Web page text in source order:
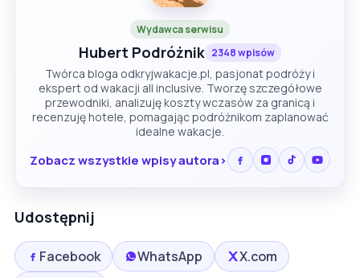
Wydawca serwisu
Hubert Podróżnik 2348 wpisów
Twórca bloga odkryjwakacje.pl, pasjonat podróży i
ekspert od wakacji all inclusive. Tworzę szczegółowe
przewodniki, analizuję koszty wczasów za granicą i
recenzuję hotele, pomagając podróżnikom zaplanować
idealne wakacje.
Zobacz wszystkie wpisy autora
Udostępnij
Facebook WhatsApp X.com